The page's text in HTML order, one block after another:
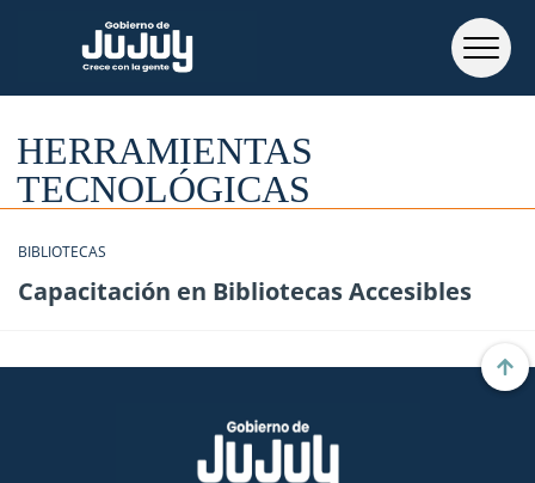
HERRAMIENTAS
TECNOLÓGICAS
BIBLIOTECAS
Capacitación en Bibliotecas Accesibles